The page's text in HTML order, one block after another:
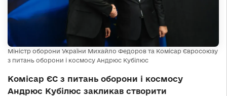
Міністр оборони України Михайло Федоров та Комісар Євросоюзу
з питань оборони і космосу Андрюс Кубілюс
Комісар ЄС з питань оборони і космосу
Андрюс Кубілюс закликав створити